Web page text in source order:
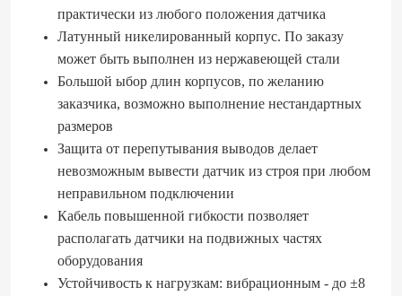
практически из любого положения датчика
Латунный никелированный корпус. По заказу
может быть выполнен из нержавеющей стали
Большой ыбор длин корпусов, по желанию
заказчика, возможно выполнение нестандартных
размеров
Защита от перепутывания выводов делает
невозможным вывести датчик из строя при любом
неправильном подключении
Кабель повышенной гибкости позволяет
располагать датчики на подвижных частях
оборудования
Устойчивость к нагрузкам: вибрационным - до ±8